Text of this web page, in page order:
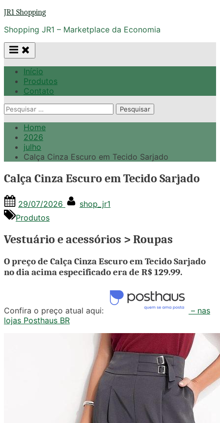
Skip
content
JR1 Shopping
Shopping JR1 – Marketplace da Economia
Início
Produtos
Contato
Pesquisar
Home
2026
julho
Calça Cinza Escuro em Tecido Sarjado
Calça Cinza Escuro em Tecido Sarjado
Posted
on
29/07/2026 By
shop_jr1
Produtos
Vestuário e acessórios > Roupas
O preço de Calça Cinza Escuro em Tecido Sarjado
no dia acima especificado era de R$ 129.99.
Confira o preço atual aqui:
– nas
lojas Posthaus BR